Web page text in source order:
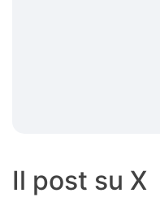
Il post su X